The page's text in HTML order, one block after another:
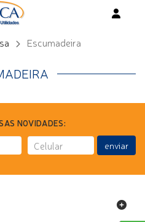
Escumadeira
NOVIDADES:
enviar